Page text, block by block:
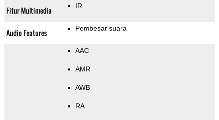
Fitur Multimedia IR
Audio Features Pembesar suara
AAC
AMR
AWB
RA